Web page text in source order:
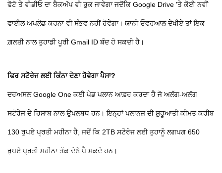
ਫੋਟੋ ਤੇ ਵੀਡੀਓ ਦਾ ਬੈਕਅੱਪ ਵੀ ਰੁਕ ਜਾਵੇਗਾ ਜਦੋਂਕਿ Google Drive 'ਤੇ ਕੋਈ ਨਵੀਂ
ਫਾਈਲ ਅਪਲੋਡ ਕਰਨਾ ਵੀ ਸੰਭਵ ਨਹੀਂ ਹੋਵੇਗਾ। ਯਾਨੀ ਓਵਰਆਲ ਦੇਖੀਏ ਤਾਂ ਇਕ
ਗ਼ਲਤੀ ਨਾਲ ਤੁਹਾਡੀ ਪੂਰੀ Gmail ID ਬੰਦ ਹੋ ਸਕਦੀ ਹੈ।
ਫਿਰ ਸਟੋਰੇਜ ਲਈ ਕਿੰਨਾ ਦੇਣਾ ਹੋਵੇਗਾ ਪੈਸਾ?
ਦਰਅਸਲ Google One ਕਈ ਪੇਡ ਪਲਾਨ ਆਫ਼ਰ ਕਰਦਾ ਹੈ ਜੋ ਅਲੱਗ-ਅਲੱਗ
ਸਟੋਰੇਜ ਦੇ ਹਿਸਾਬ ਨਾਲ ਉਪਲਬਧ ਹਨ। ਇਨ੍ਹਾਂ ਪਲਾਨਜ਼ ਦੀ ਸ਼ੁਰੂਆਤੀ ਕੀਮਤ ਕਰੀਬ
130 ਰੁਪਏ ਪ੍ਰਤੀ ਮਹੀਨਾ ਹੈ, ਜਦੋਂ ਕਿ 2TB ਸਟੋਰੇਜ ਲਈ ਤੁਹਾਨੂੰ ਲਗਪਗ 650
ਰੁਪਏ ਪ੍ਰਤੀ ਮਹੀਨਾ ਤੱਕ ਦੇਣੇ ਪੈ ਸਕਦੇ ਹਨ।